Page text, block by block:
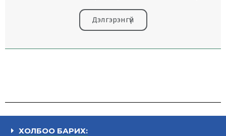
Дэлгэрэнгүй
ХОЛБОО БАРИХ: